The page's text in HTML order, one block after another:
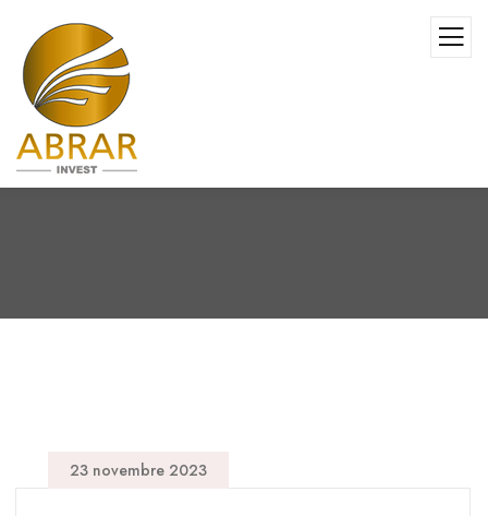
23 novembre 2023